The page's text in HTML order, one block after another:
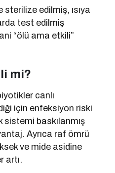
edilmiş, ısıya
test edilmiş
“ölü ama etkili”
mi?
canlı
için enfeksiyon riski
sistemi baskılanmış
Ayrıca raf ömrü
ve mide asidine
artı.